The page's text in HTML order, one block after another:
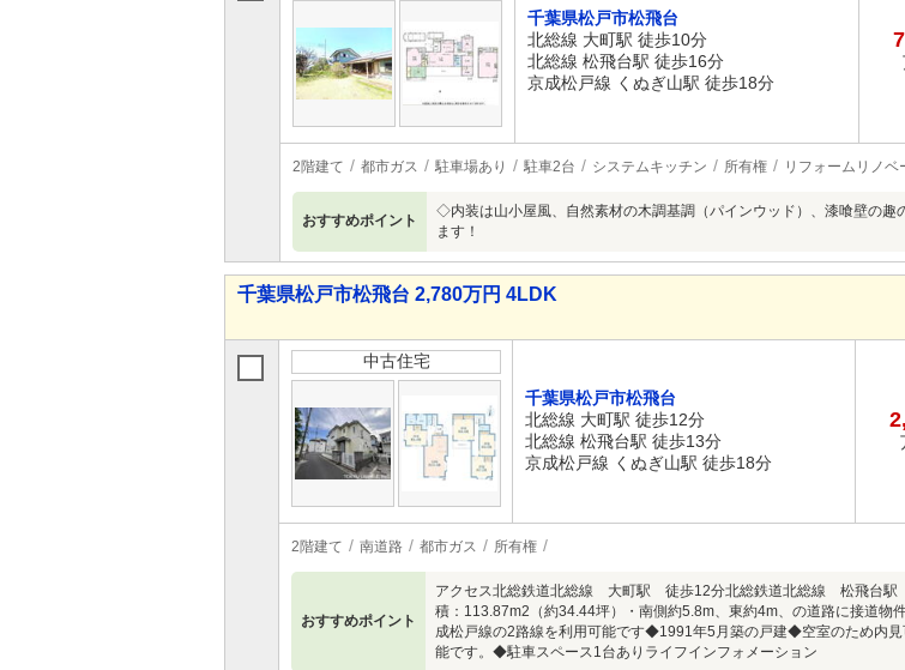
千葉県松戸市松飛台
北総線 大町駅 徒歩10分
北総線 松飛台駅 徒歩16分
京成松戸線 くぬぎ山駅 徒歩18分
2階建て 都市ガス 駐車場あり 駐車2台 システムキッチン 所有権 リフォームリノベ
おすすめポイント
◇内装は山小屋風、自然素材の木調基調（パインウッド）、漆喰壁の
ます！
千葉県松戸市松飛台 2,780万円 4LDK
中古住宅
千葉県松戸市松飛台
北総線 大町駅 徒歩12分
北総線 松飛台駅 徒歩13分
京成松戸線 くぬぎ山駅 徒歩18分
2階建て 南道路 都市ガス 所有権
おすすめポイント
アクセス北総鉄道北総線 大町駅 徒歩12分北総鉄道北総線 松飛台
積：113.87m2（約34.44坪）・南側約5.8m、東約4m、の道路に接道
成松戸線の2路線を利用可能です◆1991年5月築の戸建◆空室のため内
能です。◆駐車スペース1台ありライフインフォメーション